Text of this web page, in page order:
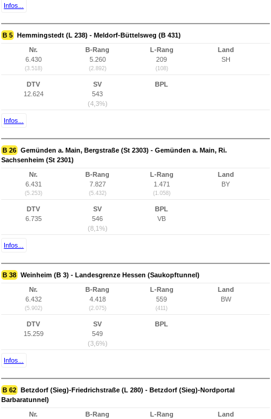
Infos...
B 5 Hemmingstedt (L 238) - Meldorf-Büttelsweg (B 431)
Nr.
6.430
(3.518)
B-Rang
5.260
(2.892)
L-Rang
209
(108)
Land
SH
DTV
12.624
SV
543
(4,3%)
BPL
Infos...
B 26 Gemünden a. Main, Bergstraße (St 2303) - Gemünden a. Main, Ri.
Sachsenheim (St 2301)
Nr.
6.431
(5.253)
B-Rang
7.827
(5.432)
L-Rang
1.471
(1.058)
Land
BY
DTV
6.735
SV
546
(8,1%)
BPL
VB
Infos...
B 38 Weinheim (B 3) - Landesgrenze Hessen (Saukopftunnel)
Nr.
6.432
(5.902)
B-Rang
4.418
(2.075)
L-Rang
559
(411)
Land
BW
DTV
15.259
SV
549
(3,6%)
BPL
Infos...
B 62 Betzdorf (Sieg)-Friedrichstraße (L 280) - Betzdorf (Sieg)-Nordportal
Barbaratunnel)
Nr.
B-Rang
L-Rang
Land